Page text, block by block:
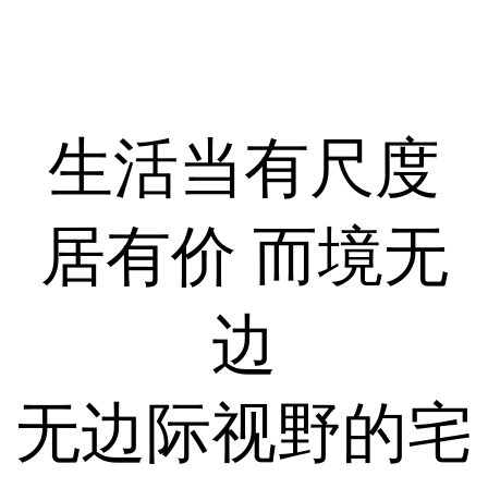
生活当有尺度
居有价 而境无
边
无边际视野的宅